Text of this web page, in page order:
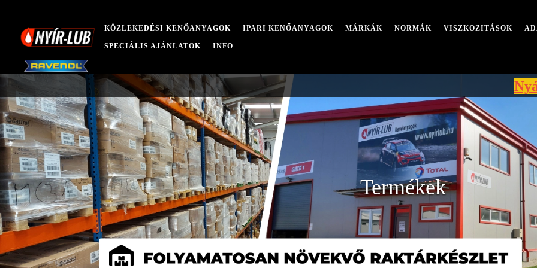
KÖZLEKEDÉSI KENŐANYAGOK IPARI KENŐANYAGOK MÁRKÁK NORMÁK VISZKOZITÁSOK
SPECIÁLIS AJÁNLATOK INFO
Nyári
Termékek